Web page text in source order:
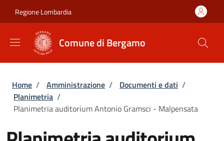
Regione Lombardia
Comune di Bergamo
Briciole di pane
Home / Amministrazione / Documenti e dati /
Planimetria /
Planimetria auditorium Antonio Gramsci - Malpensata